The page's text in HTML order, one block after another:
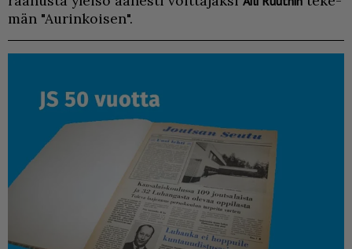
män "Au­rin­koi­sen".